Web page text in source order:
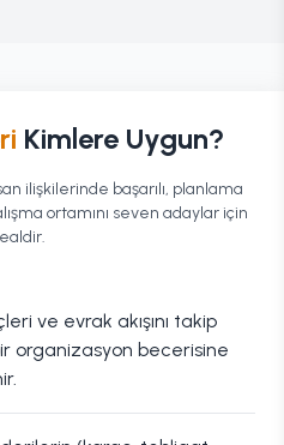
Kimlere Uygun?
ilişkilerinde başarılı, planlama
ortamını seven adaylar için
ve evrak akışını takip
organizasyon becerisine